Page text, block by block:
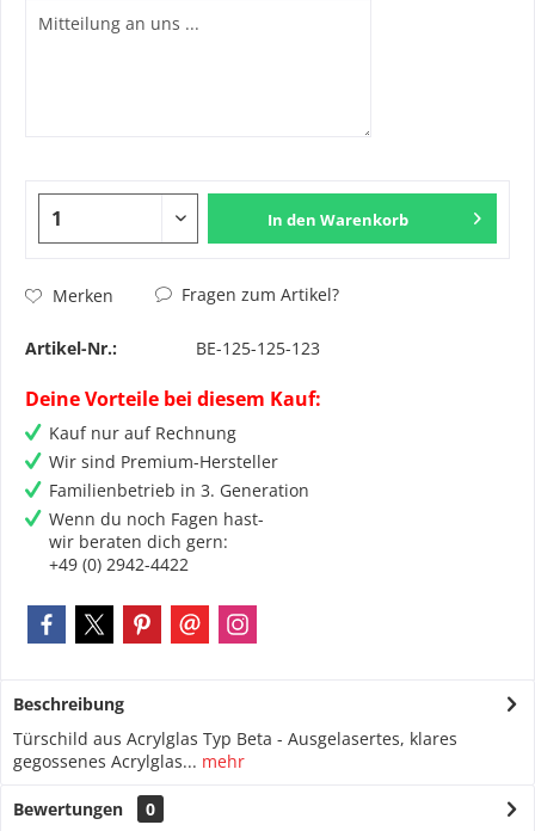
In den Warenkorb
Merken Fragen zum Artikel?
Artikel-Nr.: BE-125-125-123
Deine Vorteile bei diesem Kauf:
Kauf nur auf Rechnung
Wir sind Premium-Hersteller
Familienbetrieb in 3. Generation
Wenn du noch Fagen hast-
wir beraten dich gern:
+49 (0) 2942-4422
Beschreibung
Türschild aus Acrylglas Typ Beta - Ausgelasertes, klares
gegossenes Acrylglas... mehr
Bewertungen
0